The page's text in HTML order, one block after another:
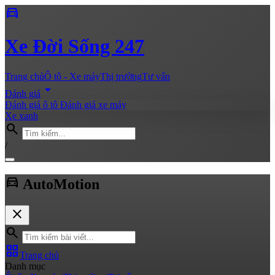
directions_car
Xe Đời Sống 247
Trang chủÔ tô - Xe máyThị trườngTư vấn
Đánh giá arrow_drop_down
Đánh giá ô tô Đánh giá xe máy
Xe xanh
search
/
directions_car AutoMotion
close
search
grid_viewTrang chủ
Danh mục